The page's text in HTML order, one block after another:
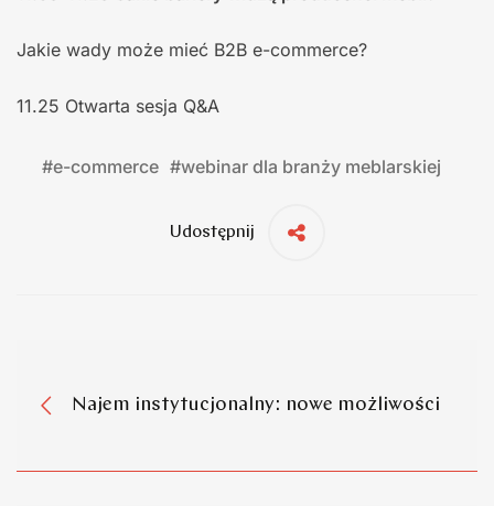
Jakie wady może mieć B2B e-commerce?
11.25 Otwarta sesja Q&A
#e-commerce #webinar dla branży meblarskiej
Udostępnij
Najem instytucjonalny: nowe możliwości